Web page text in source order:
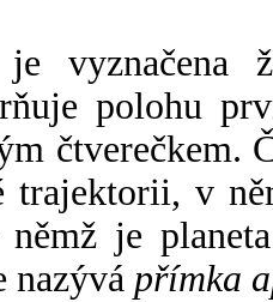
vyznačena
polohu
čtverečkem.
trajektorii, v
je
nazývá přímka